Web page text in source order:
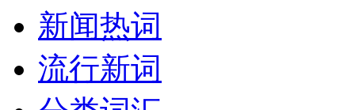
新闻热词
流行新词